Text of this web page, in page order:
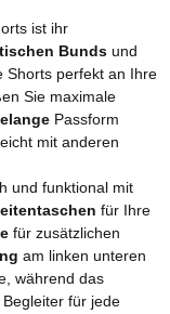
ist ihr
Bunds und
Shorts perfekt an Ihre
Sie maximale
Passform
mit anderen
und funktional mit
für Ihre
für zusätzlichen
am linken unteren
während das
für jede